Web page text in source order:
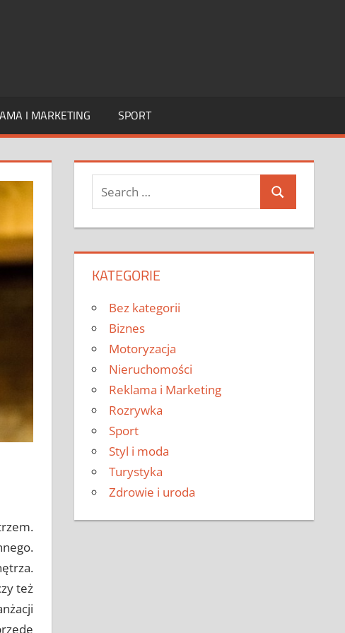
I MARKETING SPORT
też
Search
for:
Search
KATEGORIE
Bez kategorii
Biznes
Motoryzacja
Nieruchomości
Reklama i Marketing
Rozrywka
Sport
Styl i moda
Turystyka
Zdrowie i uroda